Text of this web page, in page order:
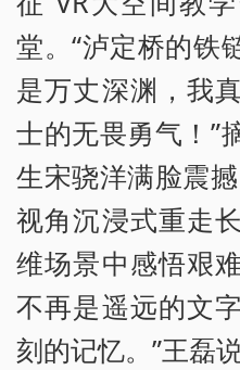
堂。“泸定桥的铁
是万丈深渊，我
士的无畏勇气！”
生宋骁洋满脸震
视角沉浸式重走
维场景中感悟艰
不再是遥远的文
刻的记忆。”王磊说